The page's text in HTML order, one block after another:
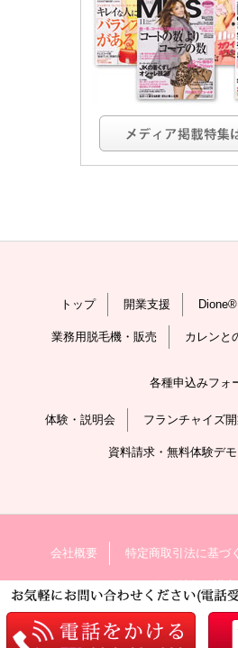
トップ 開業支援
業務用脱毛機・販売 カレンと
各種申込みフォ
体験・説明会 フランチャイズ
資料請求・無料体験デ
会社概要 特定商取引法に基づ